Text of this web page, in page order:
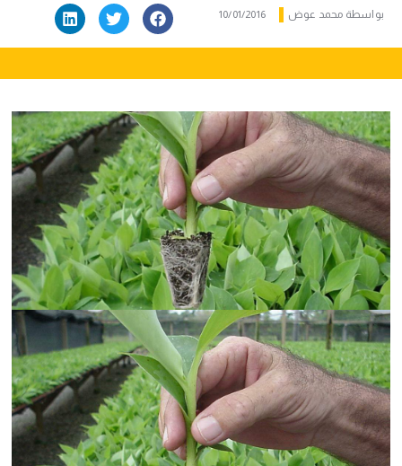
بواسطة محمد عوض 10/01/2016